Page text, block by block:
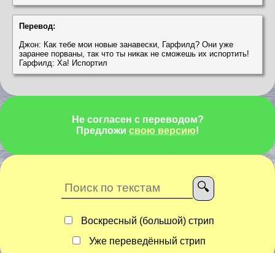
Перевод:
Джон: Как тебе мои новые занавески, Гарфилд? Они уже
заранее порваны, так что ты никак не сможешь их испортить!
Гарфилд: Ха! Испортил
Не согласен с переводом?
Предложи свою версию!
Воскресный (большой) стрип
Уже переведённый стрип